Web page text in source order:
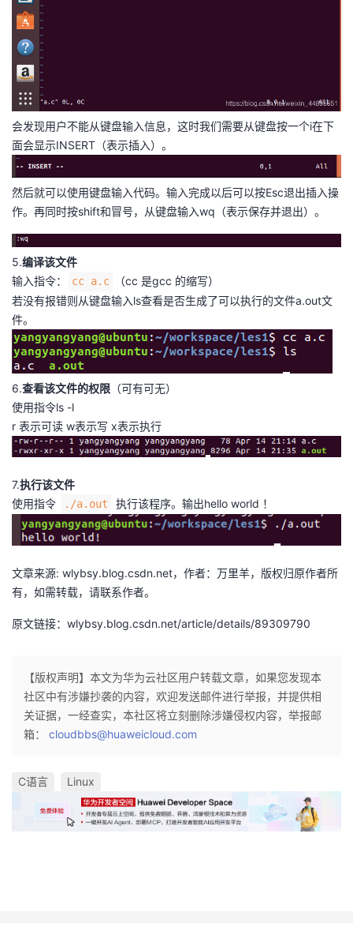
课
程
的
认
证
我
的
实
验
我
的
收
藏
术
支
持
云
声
建
议
会发现用户不能从键盘输入信息，这时我们需要从键盘按一个i在下
面会显示INSERT（表示插入）。
然后就可以使用键盘输入代码。输入完成以后可以按Esc退出插入操
作。再同时按shift和冒号，从键盘输入wq（表示保存并退出）。
5.编译该文件
输入指令：
cc a.c
（cc 是gcc 的缩写）
若没有报错则从键盘输入ls查看是否生成了可以执行的文件a.out文
件。
6.查看该文件的权限 （可有可无）
使用指令ls -l
r 表示可读 w表示写 x表示执行
7.执行该文件
使用指令
./a.out 执行该程序。输出hello world ！
文章来源: wlybsy.blog.csdn.net，作者：万里羊，版权归原作者所
有，如需转载，请联系作者。
原文链接：wlybsy.blog.csdn.net/article/details/89309790
【版权声明】本文为华为云社区用户转载文章，如果您发现本
社区中有涉嫌抄袭的内容，欢迎发送邮件进行举报，并提供相
关证据，一经查实，本社区将立刻删除涉嫌侵权内容，举报邮
箱： cloudbbs@huaweicloud.com
C语言 Linux